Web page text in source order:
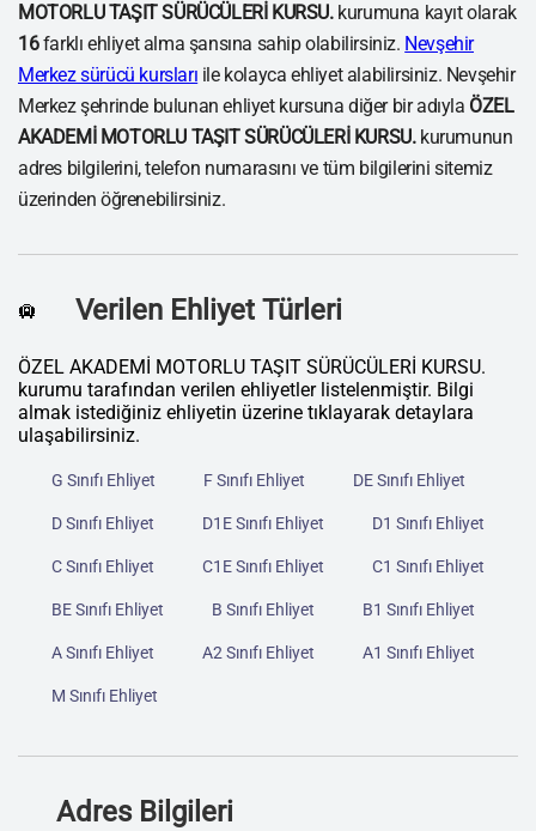
MOTORLU TAŞIT SÜRÜCÜLERİ KURSU.kurumuna kayıt olarak
16farklı ehliyet alma şansına sahip olabilirsiniz. Nevşehir
Merkez sürücü kursları ile kolayca ehliyet alabilirsiniz. Nevşehir
Merkez şehrinde bulunan ehliyet kursuna diğer bir adıyla ÖZEL
AKADEMİ MOTORLU TAŞIT SÜRÜCÜLERİ KURSU.kurumunun
adres bilgilerini, telefon numarasını ve tüm bilgilerini sitemiz
üzerinden öğrenebilirsiniz.
🛄 Verilen Ehliyet Türleri
ÖZEL AKADEMİ MOTORLU TAŞIT SÜRÜCÜLERİ KURSU.
kurumu tarafından verilen ehliyetler listelenmiştir. Bilgi
almak istediğiniz ehliyetin üzerine tıklayarak detaylara
ulaşabilirsiniz.
G Sınıfı Ehliyet F Sınıfı Ehliyet DE Sınıfı Ehliyet
D Sınıfı Ehliyet D1E Sınıfı Ehliyet D1 Sınıfı Ehliyet
C Sınıfı Ehliyet C1E Sınıfı Ehliyet C1 Sınıfı Ehliyet
BE Sınıfı Ehliyet B Sınıfı Ehliyet B1 Sınıfı Ehliyet
A Sınıfı Ehliyet A2 Sınıfı Ehliyet A1 Sınıfı Ehliyet
M Sınıfı Ehliyet
Adres Bilgileri